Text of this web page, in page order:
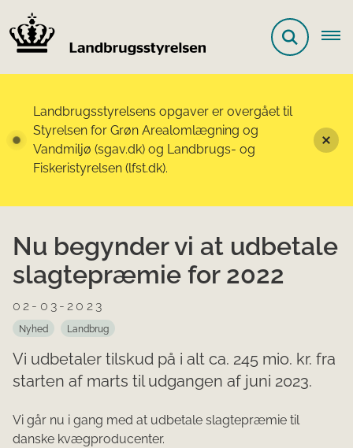
Landbrugsstyrelsens opgaver er overgået til
Styrelsen for Grøn Arealomlægning og
Vandmiljø (sgav.dk) og Landbrugs- og
Fiskeristyrelsen (lfst.dk).
Nu begynder vi at udbetale
slagtepræmie for 2022
02-03-2023
Nyhed Landbrug
Vi udbetaler tilskud på i alt ca. 245 mio. kr. fra
starten af marts til udgangen af juni 2023.
Vi går nu i gang med at udbetale slagtepræmie til
danske kvægproducenter.